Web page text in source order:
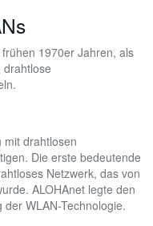
1970er Jahren, als
mit drahtlosen
Die erste bedeutende
Netzwerk, das von
ALOHAnet legte den
WLAN-Technologie.